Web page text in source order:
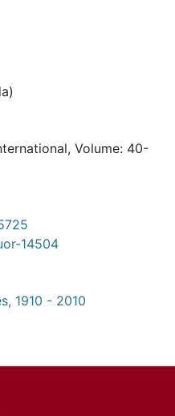
Volume: 40-
14504
1910 - 2010